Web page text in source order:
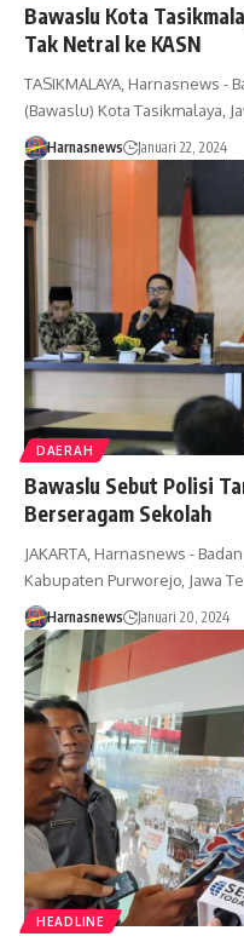
Bawaslu Kota
Tak Netral ke KASN
TASIKMALAYA, Harnasnews -
(Bawaslu) Kota Tasikmalaya,
Harnasnews Januari 22, 2024
DAERAH
Bawaslu Sebut Polisi
Berseragam Sekolah
JAKARTA, Harnasnews -
Kabupaten Purworejo, Jawa
Harnasnews Januari 20, 2024
HEADLINE